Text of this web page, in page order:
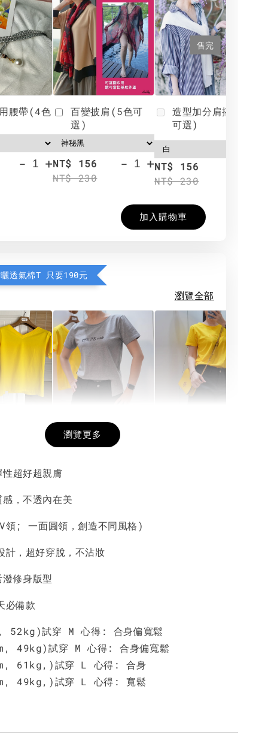
腰帶(4色
- +
百變披肩(5色可
選)
NT$ 156
NT$ 230
- +
售完
造型加分肩搭(4色
可選)
NT$ 156
NT$ 230
加入購物車
透氣棉T 只要190元
瀏覽全部
- +
希望相隨雙面T
NT$ 190
NT$ 450
加入購物車
瀏覽更多
超好超親膚
，不透內在美
領; 一面圓領，創造不同風格)
，超好穿脫，不沾妝
修身版型
必備款
52kg)試穿 M 心得: 合身偏寬鬆
49kg)試穿 M 心得: 合身偏寬鬆
61kg,)試穿 L 心得: 合身
49kg,)試穿 L 心得: 寬鬆